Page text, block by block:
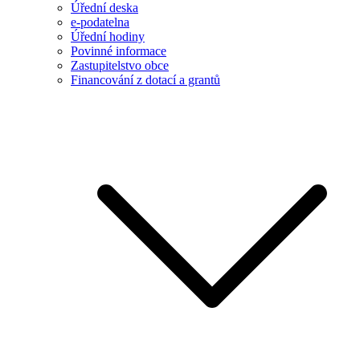
Úřední deska
e-podatelna
Úřední hodiny
Povinné informace
Zastupitelstvo obce
Financování z dotací a grantů